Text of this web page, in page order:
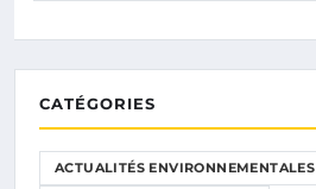
CATÉGORIES
ACTUALITÉS ENVIRONNEMENTALES